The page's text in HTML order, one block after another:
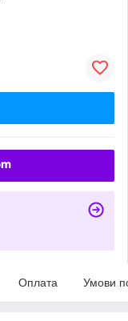
Оплата Умови